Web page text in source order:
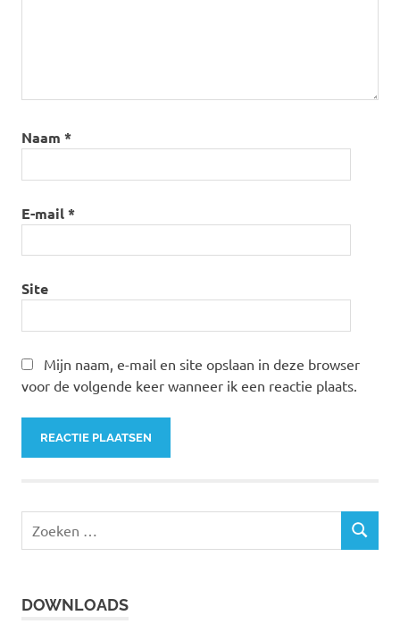
Naam *
E-mail*
Site
Mijn naam, e-mail en site opslaan in deze browser
voor de volgende keer wanneer ik een reactie plaats.
e
Z
DOWNLOADS